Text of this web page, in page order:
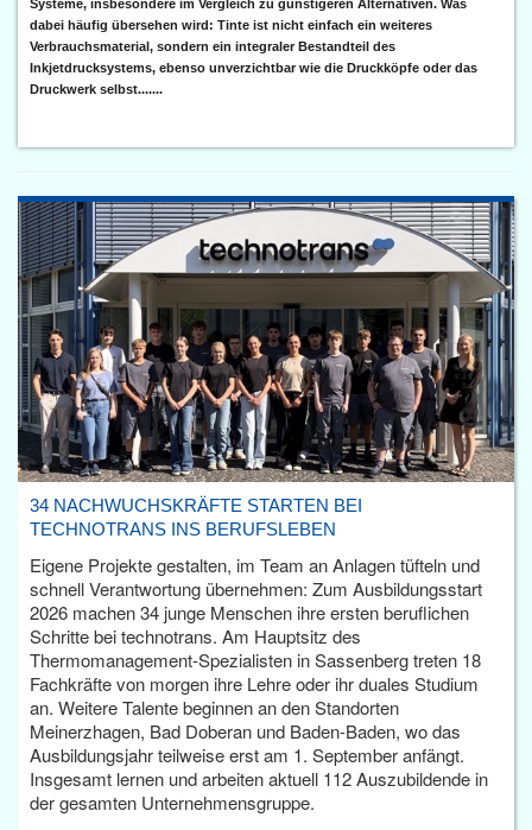
Systeme, insbesondere im Vergleich zu günstigeren Alternativen. Was
dabei häufig übersehen wird: Tinte ist nicht einfach ein weiteres
Verbrauchsmaterial, sondern ein integraler Bestandteil des
Inkjetdrucksystems, ebenso unverzichtbar wie die Druckköpfe oder das
Druckwerk selbst.......
34 NACHWUCHSKRÄFTE STARTEN BEI
TECHNOTRANS INS BERUFSLEBEN
Eigene Projekte gestalten, im Team an Anlagen tüfteln und
schnell Verantwortung übernehmen: Zum Ausbildungsstart
2026 machen 34 junge Menschen ihre ersten beruflichen
Schritte bei technotrans. Am Hauptsitz des
Thermomanagement-Spezialisten in Sassenberg treten 18
Fachkräfte von morgen ihre Lehre oder ihr duales Studium
an. Weitere Talente beginnen an den Standorten
Meinerzhagen, Bad Doberan und Baden-Baden, wo das
Ausbildungsjahr teilweise erst am 1. September anfängt.
Insgesamt lernen und arbeiten aktuell 112 Auszubildende in
der gesamten Unternehmensgruppe.